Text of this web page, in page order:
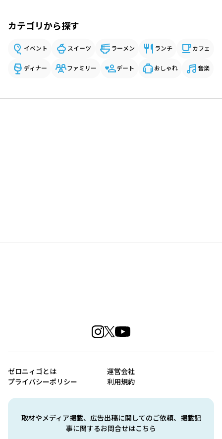
カテゴリから探す
イベント スイーツ ラーメン ランチ カフェ
ディナー ファミリー デート おしゃれ 音楽
取材やメディア掲載、広告出稿に関してのご依頼、掲載記
事に関するお問合せはこちら
ゼロニィゴとは
運営会社
プライバシーポリシー
利用規約